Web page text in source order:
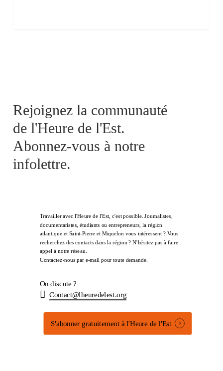
Rejoignez la communauté
de l'Heure de l'Est.
Abonnez-vous à notre
infolettre.
Travailler avec l'Heure de l'Est, c'est possible. Journalistes,
documentaristes, étudiants ou entrepreneurs, la région
atlantique et Saint-Pierre et Miquelon vous intéressent ? Vous
recherchez des contacts dans la région ? N'hésitez pas à faire
appel à notre réseau.
Contactez-nous par e-mail pour toute demande.
On discute ?
Contact@lheuredelest.org
S'abonner gratuitement à l'Heure de l'Est